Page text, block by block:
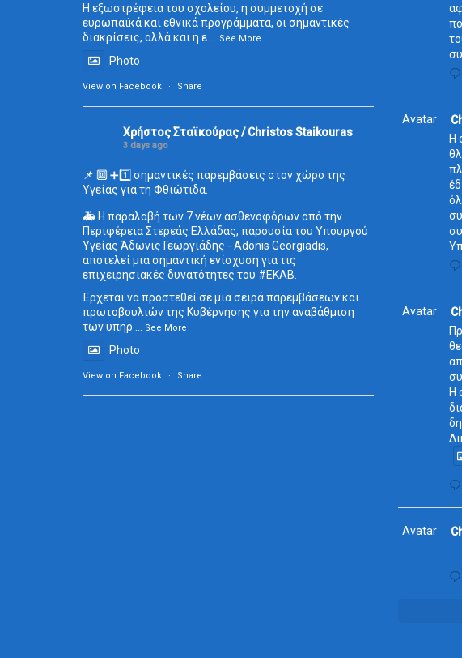
Η εξωστρέφεια του σχολείου, η συμμετοχή σε
ευρωπαϊκά και εθνικά προγράμματα, οι σημαντικές
διακρίσεις, αλλά και η ε
See More
Photo
View on Facebook · Share
Χρήστος Σταϊκούρας / Christos Staikouras
3 days ago
📌 🔟 ➕1️⃣ σημαντικές παρεμβάσεις στον χώρο της
Υγείας για τη Φθιώτιδα.
🚑 Η παραλαβή των 7 νέων ασθενοφόρων από την
Περιφέρεια Στερεάς Ελλάδας, παρουσία του Υπουργού
Υγείας Άδωνις Γεωργιάδης - Adonis Georgiadis,
αποτελεί μια σημαντική ενίσχυση για τις
επιχειρησιακές δυνατότητες του #ΕΚΑΒ
Έρχεται να προστεθεί σε μια σειρά παρεμβάσεων και
πρωτοβουλιών της Κυβέρνησης για την αναβάθμιση
των υπηρ
See More
Photo
View on Facebook · Share
Avatar
Η
Avatar
Η
Avatar